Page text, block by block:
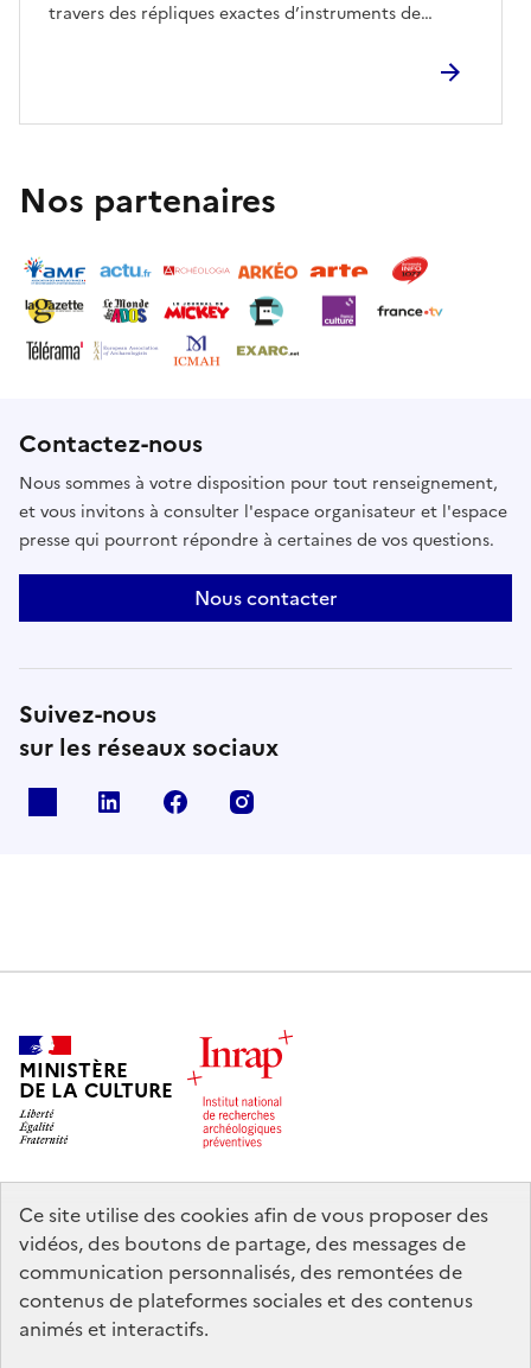
Ce site utilise des cookies afin de vous proposer des
vidéos, des boutons de partage, des messages de
communication personnalisés, des remontées de
contenus de plateformes sociales et des contenus
animés et interactifs.
travers des répliques exactes d’instruments de
apprendrons non seulement les premières cultures
elles ont pris vie.E-mailarkeologimuseoa@bizkaia.eus
Nos partenaires
Contactez-nous
Nous sommes à votre disposition pour tout renseignement,
et vous invitons à consulter l'espace organisateur et l'espace
presse qui pourront répondre à certaines de vos questions.
Nous contacter
Suivez-nous
sur les réseaux sociaux
Linkedin Facebook
MINISTÈRE
DE LA CULTURE
legifrance.gouv.fr
info.gouv.fr
service-public.gouv.fr
data.gouv.fr